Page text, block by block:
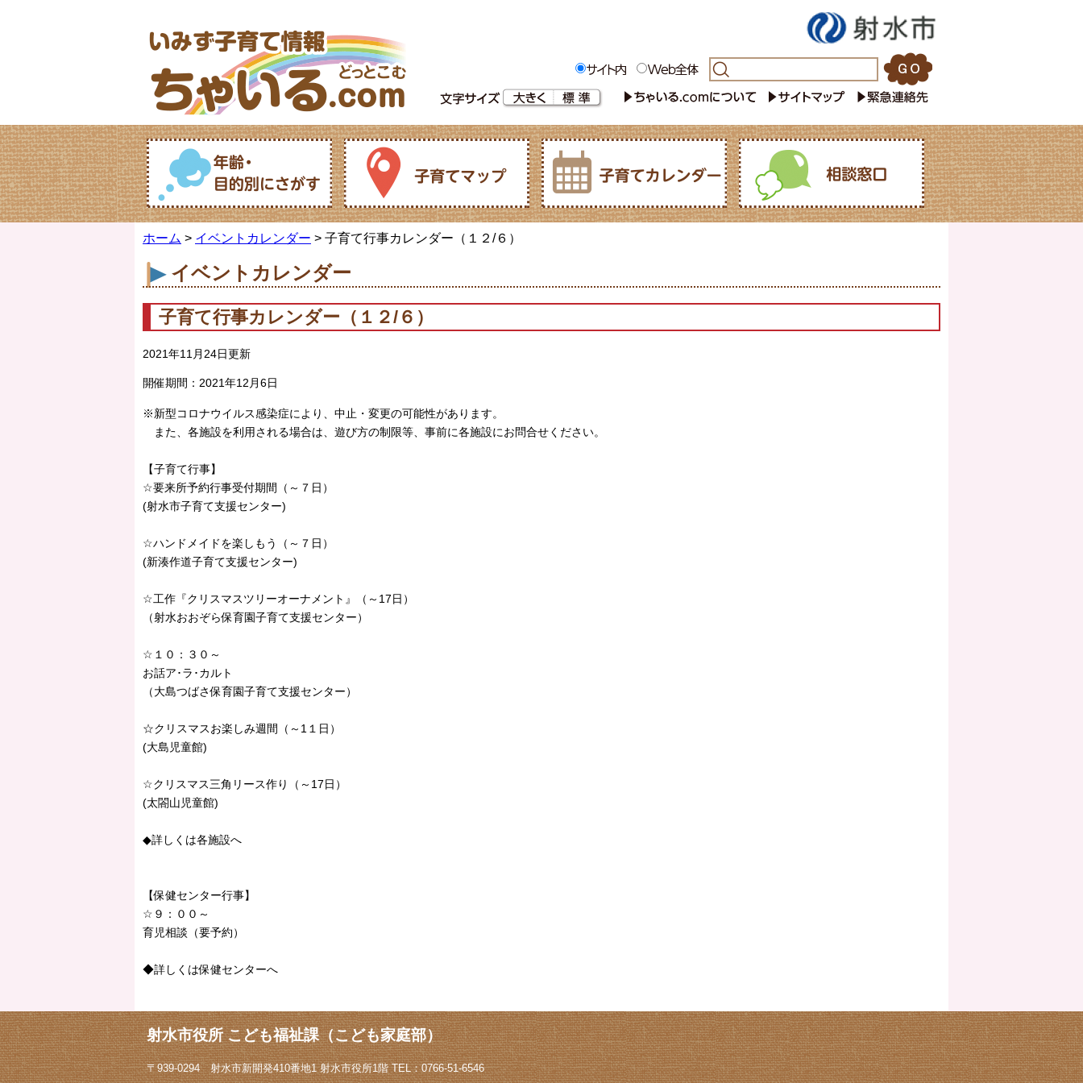
ホーム > イベントカレンダー > 子育て行事カレンダー（１２/６）
イベントカレンダー
子育て行事カレンダー（１２/６）
2021年11月24日更新
開催期間： 2021年12月6日
※新型コロナウイルス感染症により、中止・変更の可能性があります。
また、各施設を利用される場合は、遊び方の制限等、事前に各施設にお問合せください。
【子育て行事】
☆要来所予約行事受付期間（～７日）
(射水市子育て支援センター)
☆ハンドメイドを楽しもう（～７日）
(新湊作道子育て支援センター)
☆工作『クリスマスツリーオーナメント』（～17日）
（射水おおぞら保育園子育て支援センター）
☆１０：３０～
お話ア･ラ･カルト
（大島つばさ保育園子育て支援センター）
☆クリスマスお楽しみ週間（～1１日）
(大島児童館)
☆クリスマス三角リース作り（～17日）
(太閤山児童館)
◆詳しくは各施設へ
【保健センター行事】
☆９：００～
育児相談（要予約）
◆詳しくは保健センターへ
射水市役所 こども福祉課（こども家庭部）
〒939-0294 射水市新開発410番地1 射水市役所1階 TEL：0766-51-6546